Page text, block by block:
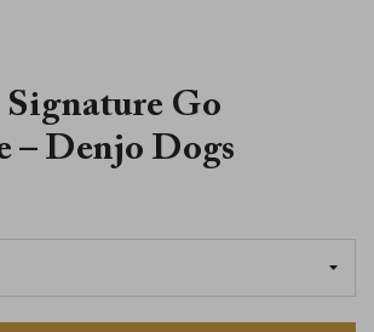
Signature Go
– Denjo Dogs